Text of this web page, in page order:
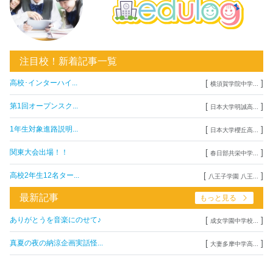
注目校！新着記事一覧
高校･インターハイ... [ 横須賀学院中学... ]
第1回オープンスク... [ 日本大学明誠高... ]
1年生対象進路説明... [ 日本大学櫻丘高... ]
関東大会出場！！ [ 春日部共栄中学... ]
高校2年生12名ター... [ 八王子学園 八王... ]
最新記事 もっと見る
ありがとうを音楽にのせて♪ [ 成女学園中学校... ]
真夏の夜の納涼企画実話怪... [ 大妻多摩中学高... ]